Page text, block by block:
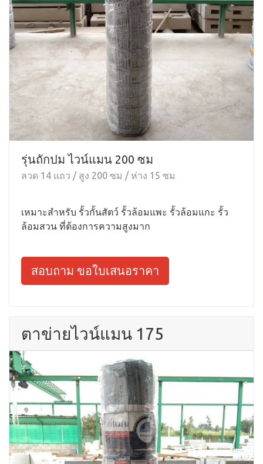
รุ่นถักปม ไวน์แมน 200 ซม
ลวด 14 แถว / สูง 200 ซม / ห่าง 15 ซม
เหมาะสำหรับ รั้วกั้นสัตว์ รั้วล้อมแพะ รั้วล้อมแกะ รั้ว
ล้อมสวน ที่ต้องการความสูงมาก
สอบถาม ขอใบเสนอราคา
ตาข่ายไวน์แมน 175